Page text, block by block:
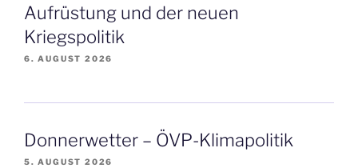
Aufrüstung und der neuen
Kriegspolitik
6. AUGUST 2026
Donnerwetter – ÖVP-Klimapolitik
5. AUGUST 2026